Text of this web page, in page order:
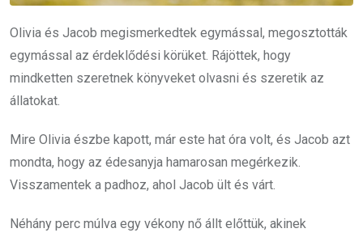
Olivia és Jacob megismerkedtek egymással, megosztották
egymással az érdeklődési körüket. Rájöttek, hogy
mindketten szeretnek könyveket olvasni és szeretik az
állatokat.
Mire Olivia észbe kapott, már este hat óra volt, és Jacob azt
mondta, hogy az édesanyja hamarosan megérkezik.
Visszamentek a padhoz, ahol Jacob ült és várt.
Néhány perc múlva egy vékony nő állt előttük, akinek